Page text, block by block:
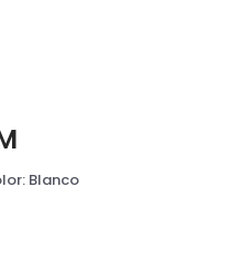
Blanco